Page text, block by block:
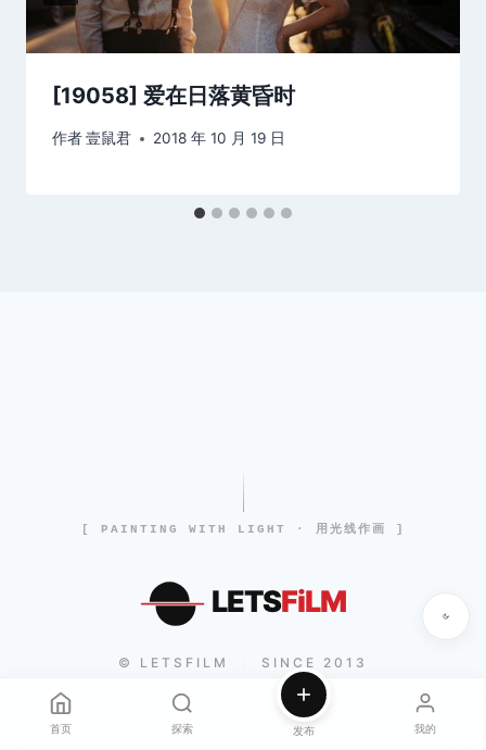
[19058] 爱在日落黄昏时
作者壹鼠君 2018 年 10 月 19 日
[ PAINTING WITH LIGHT · 用光线作画 ]
LETSFiLM
© LETSFILM SINCE 2013
首页 探索 发布 我的